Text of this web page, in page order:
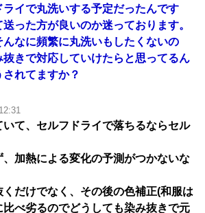
ライで丸洗いする予定だったんです
った方が良いのか迷っております。
なに頻繁に丸洗いもしたくないの
きで対応していけたらと思ってるん
れてますか？
て、セルフドライで落ちるならセル
加熱による変化の予測がつかないな
だけでなく、その後の色補正(和服は
べ劣るのでどうしても染み抜きで元